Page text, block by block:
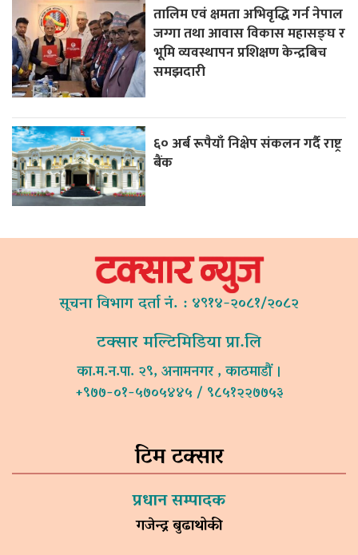
तालिम एवं क्षमता अभिवृद्धि गर्न नेपाल
जग्गा तथा आवास विकास महासङ्घ र
भूमि व्यवस्थापन प्रशिक्षण केन्द्रबिच
समझदारी
६० अर्ब रूपैयाँ निक्षेप संकलन गर्दै राष्ट्र
बैंक
सूचना विभाग दर्ता नं. : ४९१४-२०८१/२०८२
टक्सार मल्टिमिडिया प्रा.लि
का.म.न.पा. २९, अनामनगर , काठमाडौं ।
+९७७-०१-५७०५४४५ / ९८५१२२७७५३
टिम टक्सार
प्रधान सम्पादक
गजेन्द्र बुढाथोकी